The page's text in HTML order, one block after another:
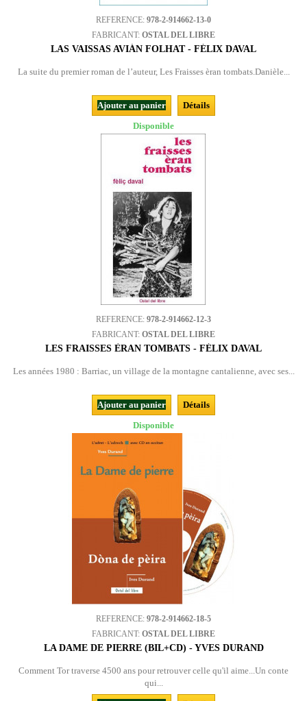
REFERENCE: 978-2-914662-13-0
FABRICANT: OSTAL DEL LIBRE
LAS VAISSAS AVIÁN FOLHAT - FÉLIX DAVAL
La suite du premier roman de l’auteur, Les Fraisses èran tombats.Danièle...
Ajouter au panier
Détails
Disponible
REFERENCE: 978-2-914662-12-3
FABRICANT: OSTAL DEL LIBRE
LES FRAISSES ÈRAN TOMBATS - FÉLIX DAVAL
Les années 1980 : Barriac, un village de la montagne cantalienne, avec ses...
Ajouter au panier
Détails
Disponible
REFERENCE: 978-2-914662-18-5
FABRICANT: OSTAL DEL LIBRE
LA DAME DE PIERRE (BIL+CD) - YVES DURAND
Comment Tor traverse 4500 ans pour retrouver celle qu'il aime...Un conte
qui...